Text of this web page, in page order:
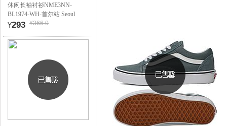
休闲长袖衬衫NME3NN-
BL1974-WH-首尔站 Seoul
¥293 ¥366.0